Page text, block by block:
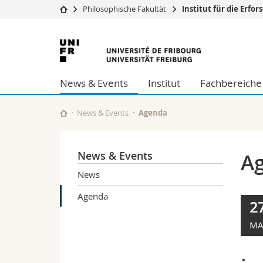
Universität
Studium
Forschung
Universität
Weiterbildung
Wirtschafts-
Philosophische
Philosophische Fakultät Institut für die
Universität
Freiburg
News & Events Institut Fachbereiche
News & Events Agenda
News & Events
News
Agenda